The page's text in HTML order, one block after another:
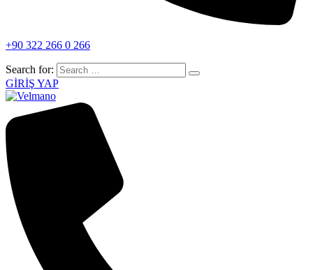
+90 322 266 0 266
Search for:
GİRİŞ YAP